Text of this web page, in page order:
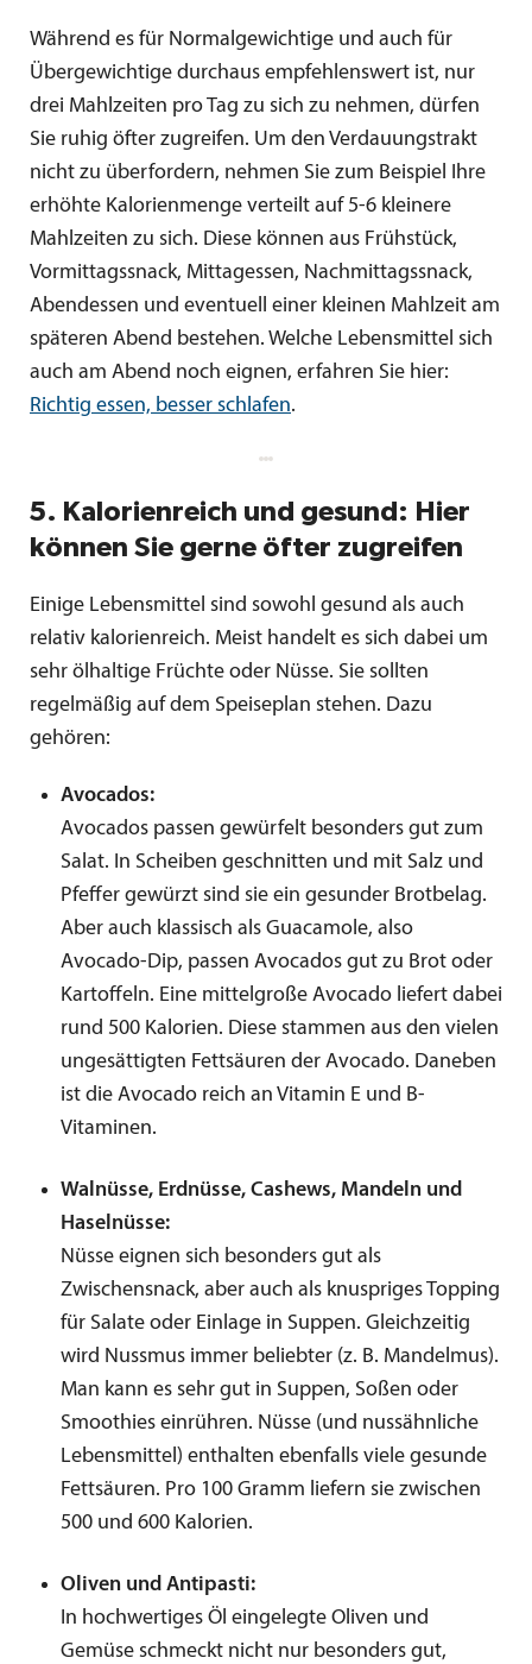
Während es für Normalgewichtige und auch für
Übergewichtige durchaus empfehlenswert ist, nur
drei Mahlzeiten pro Tag zu sich zu nehmen, dürfen
Sie ruhig öfter zugreifen. Um den Verdauungstrakt
nicht zu überfordern, nehmen Sie zum Beispiel Ihre
erhöhte Kalorienmenge verteilt auf 5-6 kleinere
Mahlzeiten zu sich. Diese können aus Frühstück,
Vormittagssnack, Mittagessen, Nachmittagssnack,
Abendessen und eventuell einer kleinen Mahlzeit am
späteren Abend bestehen. Welche Lebensmittel sich
auch am Abend noch eignen, erfahren Sie hier:
Richtig essen, besser schlafen.
5. Kalorienreich und gesund: Hier
können Sie gerne öfter zugreifen
Einige Lebensmittel sind sowohl gesund als auch
relativ kalorienreich. Meist handelt es sich dabei um
sehr ölhaltige Früchte oder Nüsse. Sie sollten
regelmäßig auf dem Speiseplan stehen. Dazu
gehören:
Avocados:
Avocados passen gewürfelt besonders gut zum
Salat. In Scheiben geschnitten und mit Salz und
Pfeffer gewürzt sind sie ein gesunder Brotbelag.
Aber auch klassisch als Guacamole, also
Avocado-Dip, passen Avocados gut zu Brot oder
Kartoffeln. Eine mittelgroße Avocado liefert dabei
rund 500 Kalorien. Diese stammen aus den vielen
ungesättigten Fettsäuren der Avocado. Daneben
ist die Avocado reich an Vitamin E und B-
Vitaminen.
Walnüsse, Erdnüsse, Cashews, Mandeln und
Haselnüsse:
Nüsse eignen sich besonders gut als
Zwischensnack, aber auch als knuspriges Topping
für Salate oder Einlage in Suppen. Gleichzeitig
wird Nussmus immer beliebter (z. B. Mandelmus).
Man kann es sehr gut in Suppen, Soßen oder
Smoothies einrühren. Nüsse (und nussähnliche
Lebensmittel) enthalten ebenfalls viele gesunde
Fettsäuren. Pro 100 Gramm liefern sie zwischen
500 und 600 Kalorien.
Oliven und Antipasti:
In hochwertiges Öl eingelegte Oliven und
Gemüse schmeckt nicht nur besonders gut,